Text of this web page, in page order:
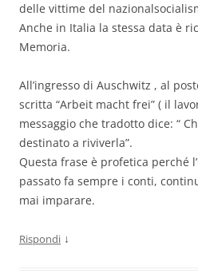
delle vittime del
Anche in Italia la stessa data è
Memoria.
All’ingresso di Auschwitz , al
scritta “Arbeit macht frei” ( il
messaggio che tradotto dice: “
destinato a riviverla”.
Questa frase è profetica perché
passato fa sempre i conti,
mai imparare.
Rispondi ↓